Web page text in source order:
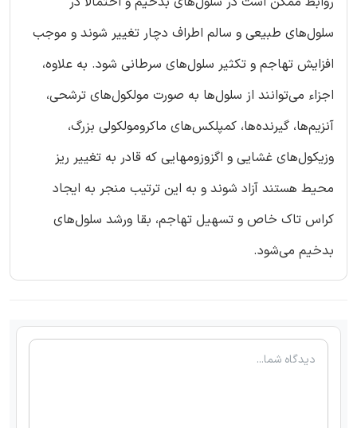
سلول‌های طبیعی و سالم اطراف دچار تغییر شوند و موجب
افزایش تهاجم و تکثیر سلول‌های سرطانی شود. به علاوه،
اجزاء می‌توانند از سلول‌ها به صورت مولکول‌های ترشحی،
آنزیم‌ها، گیرنده‌ها، کمپلکس‌های ماکرومولکولی بزرگ،
وزیکول‌های غشایی و اگزوزومهایی که قادر به تغییر ریز
محیط هستند آزاد شوند و به این ترتیب منجر به ایجاد
کراس تاک خاص و تسهیل تهاجم، بقا ورشد سلول‌های
بدخیم می‌شود.